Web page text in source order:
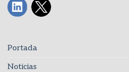
Portada
Noticias